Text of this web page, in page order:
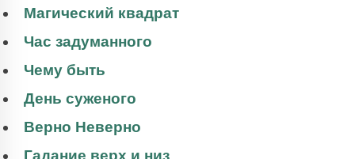
Магический квадрат
Час задуманного
Чему быть
День суженого
Верно Неверно
Гадание верх и низ